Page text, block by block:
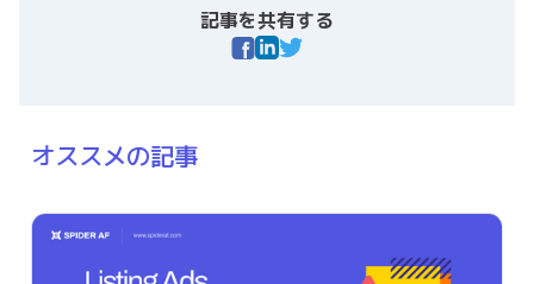
記事を共有する
オススメの記事